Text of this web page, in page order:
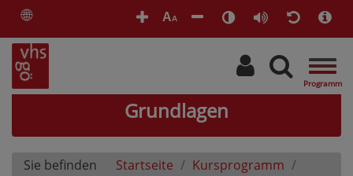
🌐 AA
Grundlagen
Sie befinden
Startseite
Kursprogramm